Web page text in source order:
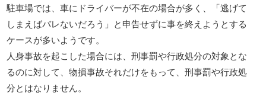
駐車場では、車にドライバーが不在の場合が多く、「逃げて
しまえばバレないだろう」と申告せずに事を終えようとする
ケースが多いようです。
人身事故を起こした場合には、刑事罰や行政処分の対象とな
るのに対して、物損事故それだけをもって、刑事罰や行政処
分とはなりません。